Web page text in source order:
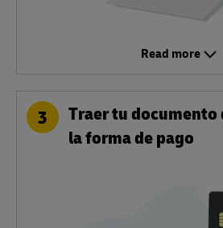
Read more
3
Traer tu
la forma de pago